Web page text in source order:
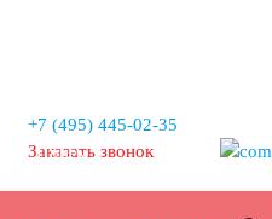
+7 (495) 445-02-35
Заказать звонок
Прием